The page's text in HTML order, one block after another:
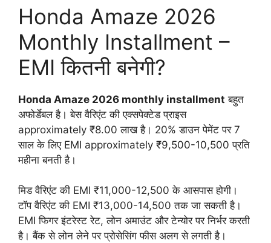
Honda Amaze 2026
Monthly Installment –
EMI कितनी बनेगी?
Honda Amaze 2026 monthly installment बहुत
अफोर्डेबल है। बेस वैरिएंट की एक्सपेक्टेड प्राइस
approximately ₹8.00 लाख है। 20% डाउन पेमेंट पर 7
साल के लिए EMI approximately ₹9,500-10,500 प्रति
महीना बनती है।
मिड वैरिएंट की EMI ₹11,000-12,500 के आसपास होगी।
टॉप वैरिएंट की EMI ₹13,000-14,500 तक जा सकती है।
EMI फिगर इंटरेस्ट रेट, लोन अमाउंट और टेन्योर पर निर्भर करती
है। बैंक से लोन लेने पर प्रोसेसिंग फीस अलग से लगती है।